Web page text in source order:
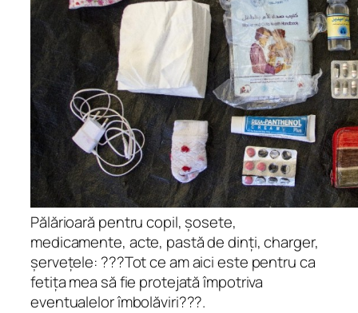
Pălărioară pentru copil, șosete,
medicamente, acte, pastă de dinți, charger,
șervețele: ???Tot ce am aici este pentru ca
fetița mea să fie protejată împotriva
eventualelor îmbolăviri???.